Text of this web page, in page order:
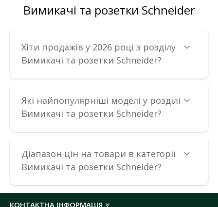
В порівняння
В закладки
Вимикачі та розетки Schneider
Хіти продажів у 2026 році з розділу
Вимикачі та розетки Schneider?
Які найпопулярніші моделі у розділі
Вимикачі та розетки Schneider?
Діапазон цін на товари в категорії
Вимикачі та розетки Schneider?
КОНТАКТНА ІНФОРМАЦІЯ